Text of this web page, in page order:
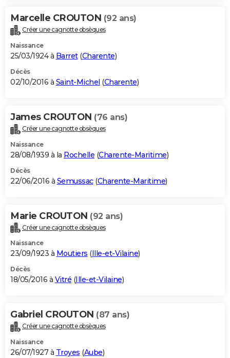
Marcelle CROUTON (92 ans)
Créer une cagnotte obsèques
Naissance
25/03/1924 à Barret(Charente)
Décès
02/10/2016 à Saint-Michel (Charente)
James CROUTON (76 ans)
Créer une cagnotte obsèques
Naissance
28/08/1939 à la Rochelle (Charente-Maritime)
Décès
22/06/2016 à Semussac(Charente-Maritime)
Marie CROUTON (92 ans)
Créer une cagnotte obsèques
Naissance
23/09/1923 à Moutiers (Ille-et-Vilaine)
Décès
18/05/2016 à Vitré (Ille-et-Vilaine)
Gabriel CROUTON (87 ans)
Créer une cagnotte obsèques
Naissance
26/07/1927 à Troyes (Aube)